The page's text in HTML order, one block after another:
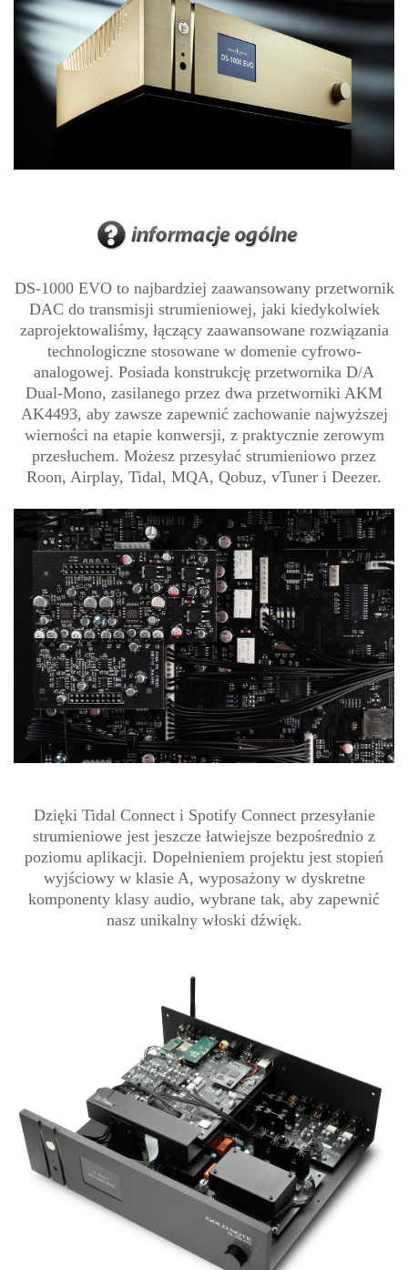
DS-1000 EVO to najbardziej zaawansowany przetwornik
DAC do transmisji strumieniowej, jaki kiedykolwiek
zaprojektowaliśmy, łączący zaawansowane rozwiązania
technologiczne stosowane w domenie cyfrowo-
analogowej. Posiada konstrukcję przetwornika D/A
Dual-Mono, zasilanego przez dwa przetworniki AKM
AK4493, aby zawsze zapewnić zachowanie najwyższej
wierności na etapie konwersji, z praktycznie zerowym
przesłuchem. Możesz przesyłać strumieniowo przez
Roon, Airplay, Tidal, MQA, Qobuz, vTuner i Deezer.
Dzięki Tidal Connect i Spotify Connect przesyłanie
strumieniowe jest jeszcze łatwiejsze bezpośrednio z
poziomu aplikacji. Dopełnieniem projektu jest stopień
wyjściowy w klasie A, wyposażony w dyskretne
komponenty klasy audio, wybrane tak, aby zapewnić
nasz unikalny włoski dźwięk.